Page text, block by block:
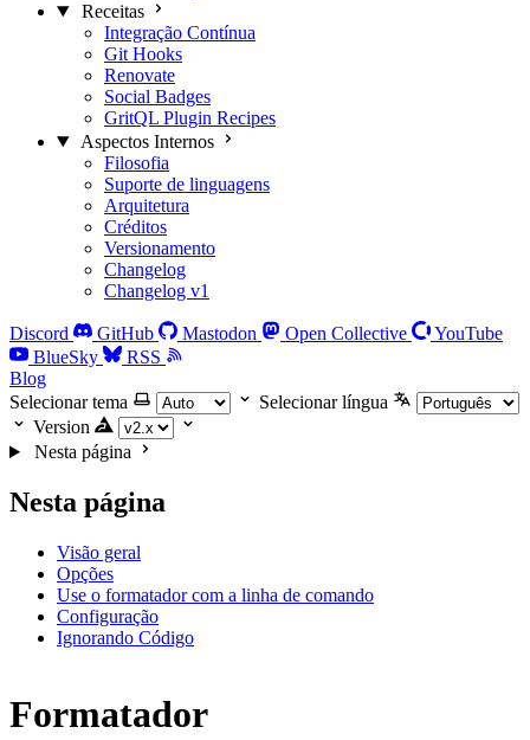
Receitas
Integração Contínua
Git Hooks
Renovate
Social Badges
GritQL Plugin Recipes
Aspectos Internos
Filosofia
Suporte de linguagens
Arquitetura
Créditos
Versionamento
Changelog
Changelog v1
Discord GitHub Mastodon Open Collective
YouTube
BlueSky
RSS
Blog
Selecionar tema
Selecionar língua
Version
Nesta página
Nesta página
Visão geral
Opções
Use o formatador com a linha de comando
Configuração
Ignorando Código
Formatador